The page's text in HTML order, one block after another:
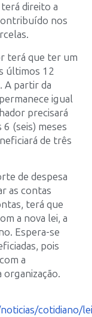
direito a
nos
terá que ter um
últimos 12
A partir da
igual
precisará
(seis) meses
de três
de despesa
as contas
terá que
a nova lei, a
Espera-se
pois
a
cotidiano/